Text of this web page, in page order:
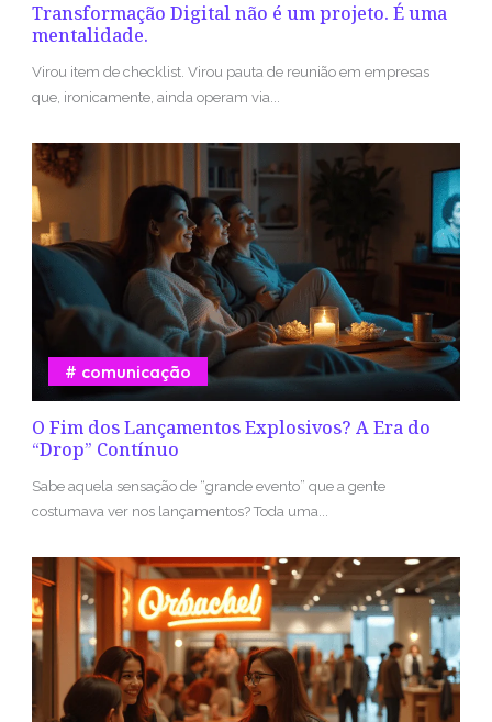
Transformação Digital não é um projeto. É uma
mentalidade.
Virou item de checklist. Virou pauta de reunião em empresas
que, ironicamente, ainda operam via...
O Fim dos Lançamentos Explosivos? A Era do
“Drop” Contínuo
comunicação
Sabe aquela sensação de “grande evento” que a gente
costumava ver nos lançamentos? Toda uma...